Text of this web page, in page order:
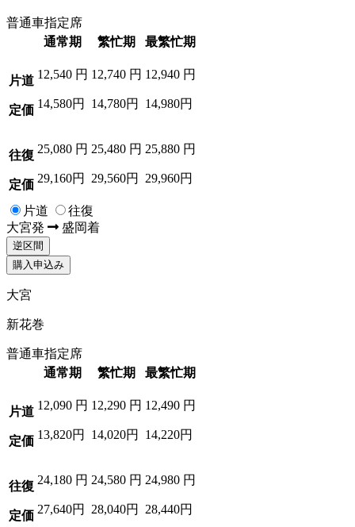
普通車指定席
通常期
繁忙期 最繁忙期
片道
定価
12,540 円
14,580円
12,740 円
14,780円
12,940 円
14,980円
往復
定価
25,080 円
29,160円
25,480 円
29,560円
25,880 円
29,960円
片道
往復
大宮発 盛岡着
逆区間
購入申込み
大宮
新花巻
普通車指定席
通常期
繁忙期 最繁忙期
片道
定価
12,090 円
13,820円
12,290 円
14,020円
12,490 円
14,220円
往復
定価
24,180 円
27,640円
24,580 円
28,040円
24,980 円
28,440円